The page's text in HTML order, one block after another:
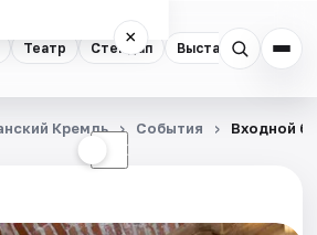
Театр Стендап Выставки
×
☾
Кремль События Входной